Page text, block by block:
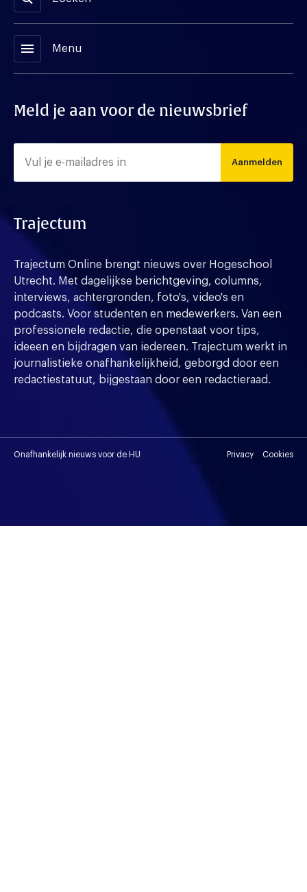
menu Menu
Meld je aan voor de nieuwsbrief
Aanmelden
Trajectum
Trajectum Online brengt nieuws over Hogeschool
Utrecht. Met dagelijkse berichtgeving, columns,
interviews, achtergronden, foto's, video's en
podcasts. Voor studenten en medewerkers. Van een
professionele redactie, die openstaat voor tips,
ideeen en bijdragen van iedereen. Trajectum werkt in
journalistieke onafhankelijkheid, geborgd door een
redactiestatuut, bijgestaan door een redactieraad.
Onafhankelijk nieuws voor de HU Privacy Cookies